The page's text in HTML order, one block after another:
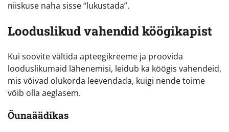
niiskuse naha sisse “lukustada”.
Looduslikud vahendid köögikapist
Kui soovite vältida apteegikreeme ja proovida
looduslikumaid lähenemisi, leidub ka köögis vahendeid,
mis võivad olukorda leevendada, kuigi nende toime
võib olla aeglasem.
Õunaäädikas